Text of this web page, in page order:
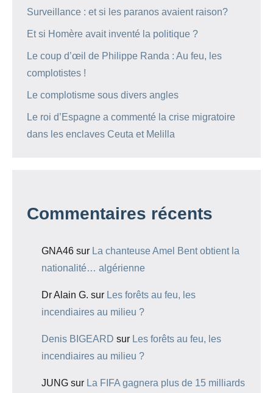
Surveillance : et si les paranos avaient raison?
Et si Homère avait inventé la politique ?
Le coup d’œil de Philippe Randa : Au feu, les
complotistes !
Le complotisme sous divers angles
Le roi d’Espagne a commenté la crise migratoire
dans les enclaves Ceuta et Melilla
Commentaires récents
GNA46 sur La chanteuse Amel Bent obtient la
nationalité… algérienne
Dr Alain G. sur Les forêts au feu, les
incendiaires au milieu ?
Denis BIGEARD sur Les forêts au feu, les
incendiaires au milieu ?
JUNG sur La FIFA gagnera plus de 15 milliards